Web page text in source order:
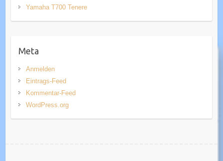
Yamaha T700 Tenere
Meta
Anmelden
Eintrags-Feed
Kommentar-Feed
WordPress.org